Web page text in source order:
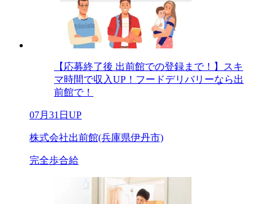
【応募終了後 出前館での登録まで！】スキ
マ時間で収入UP！フードデリバリーなら出
前館で！
07月31日UP
株式会社出前館(兵庫県伊丹市)
完全歩合給